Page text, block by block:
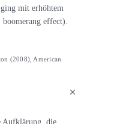
mit erhöhtem
effect).
(2008), American
Aufklärung, die